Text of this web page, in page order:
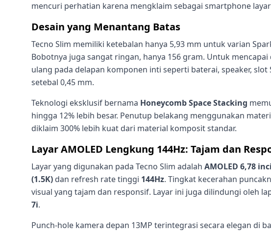
mencuri perhatian karena mengklaim sebagai smartphone
Desain yang Menantang Batas
Tecno Slim memiliki ketebalan hanya 5,93 mm untuk varian
Bobotnya juga sangat ringan, hanya 156 gram. Untuk
ulang pada delapan komponen inti seperti baterai, speaker, slot
setebal 0,45 mm.
Teknologi eksklusif bernama Honeycomb Space Stacking
hingga 12% lebih besar. Penutup belakang menggunakan
diklaim 300% lebih kuat dari material komposit standar.
Layar AMOLED Lengkung 144Hz: Tajam dan
Layar yang digunakan pada Tecno Slim adalah AMOLED 6,78 inci
(1.5K) dan refresh rate tinggi 144Hz. Tingkat kecerahan
visual yang tajam dan responsif. Layar ini juga dilindungi oleh
7i.
Punch-hole kamera depan 13MP terintegrasi secara elegan di